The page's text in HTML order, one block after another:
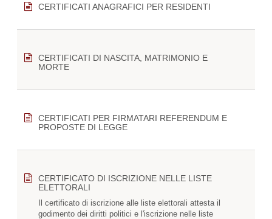
CERTIFICATI ANAGRAFICI PER RESIDENTI
CERTIFICATI DI NASCITA, MATRIMONIO E
MORTE
CERTIFICATI PER FIRMATARI REFERENDUM E
PROPOSTE DI LEGGE
CERTIFICATO DI ISCRIZIONE NELLE LISTE
ELETTORALI
Il certificato di iscrizione alle liste elettorali attesta il
godimento dei diritti politici e l'iscrizione nelle liste